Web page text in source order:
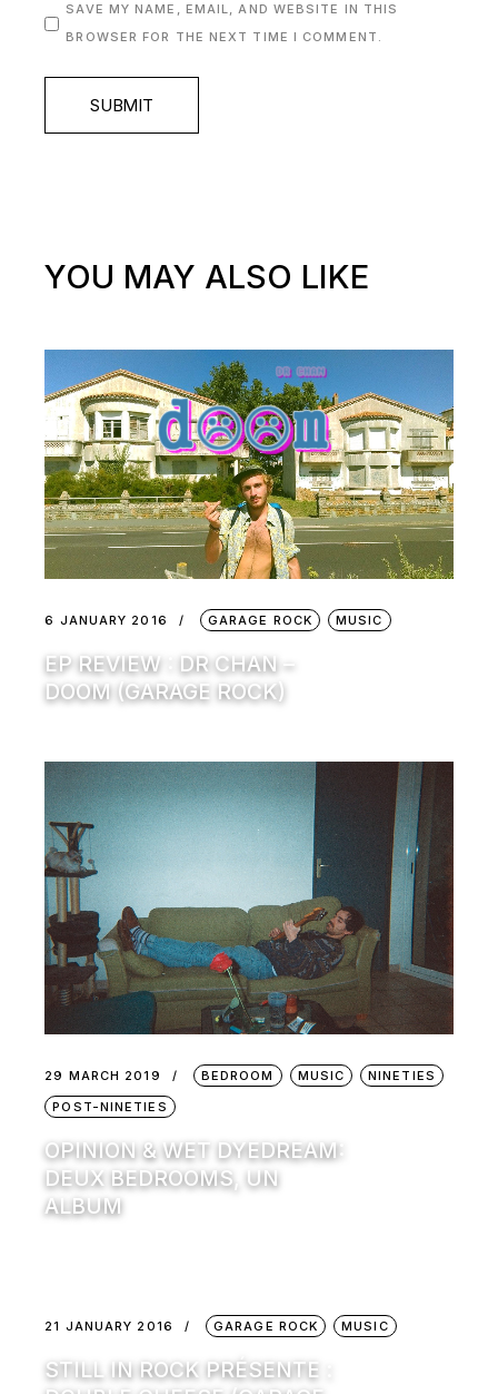
SAVE MY NAME, EMAIL, AND WEBSITE IN THIS
BROWSER FOR THE NEXT TIME I COMMENT.
SUBMIT
YOU MAY ALSO LIKE
6 JANUARY 2016 GARAGE ROCK MUSIC
EP REVIEW : DR CHAN –
DOOM (GARAGE ROCK)
29 MARCH 2019 BEDROOM MUSIC
NINETIES
POST-NINETIES
OPINION & WET DYEDREAM:
DEUX BEDROOMS, UN
ALBUM
21 JANUARY 2016 GARAGE ROCK MUSIC
STILL IN ROCK PRÉSENTE :